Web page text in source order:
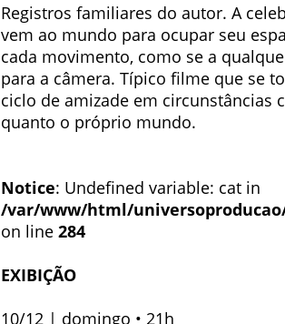
Registros familiares do autor. A
vem ao mundo para ocupar seu
cada movimento, como se a
para a câmera. Típico filme que se
ciclo de amizade em circunstâncias
quanto o próprio mundo.
Notice: Undefined variable: cat in
/var/www/html/
on line 284
EXIBIÇÃO
10/12 | domingo • 21h